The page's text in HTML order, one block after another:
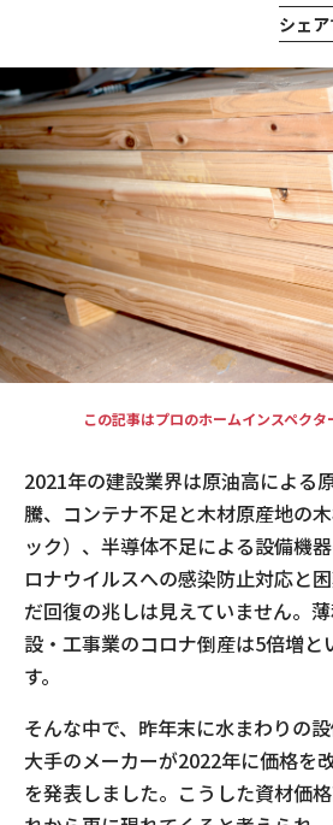
お知らせ・プレスリリース
現場事例・お役立ちコラム
さくら事務所について
採用情報
シェ
この記事はプロのホームインスペク
2021年の建設業界は原油高による
騰、コンテナ不足と木材原産地の
ック）、半導体不足による設備機
ロナウイルスへの感染防止対応と
だ回復の兆しは見えていません。
設・工事業のコロナ倒産は5倍増と
す。
そんな中で、昨年末に水まわりの
大手のメーカーが2022年に価格を
を発表しました。こうした資材価